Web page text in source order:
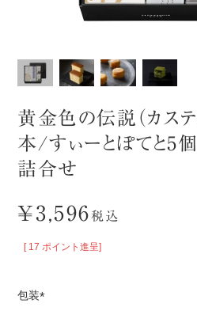
黄金色の伝説（カステ
本/すぃーとぽてと5
詰合せ
¥3,596税込
[ 17 ポイント進呈]
包装